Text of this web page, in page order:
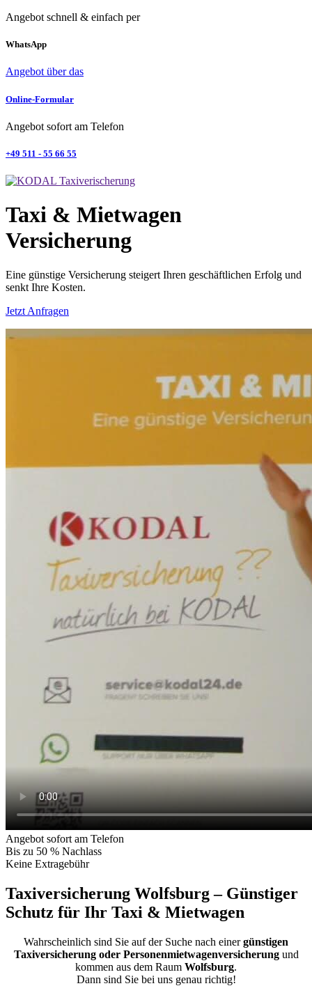
Angebot schnell & einfach per
WhatsApp
Angebot über das
Online-Formular
Angebot sofort am Telefon
+49 511 - 55 66 55
Taxi & Mietwagen
Versicherung
Eine günstige Versicherung steigert Ihren geschäftlichen Erfolg und
senkt Ihre Kosten.
Jetzt Anfragen
Angebot sofort am Telefon
Bis zu 50 % Nachlass
Keine Extragebühr
Taxiversicherung Wolfsburg – Günstiger
Schutz für Ihr Taxi & Mietwagen
Wahrscheinlich sind Sie auf der Suche nach einergünstigen
Taxiversicherung oder Personenmietwagenversicherungund
kommen aus dem Raum Wolfsburg.
Dann sind Sie bei uns genau richtig!